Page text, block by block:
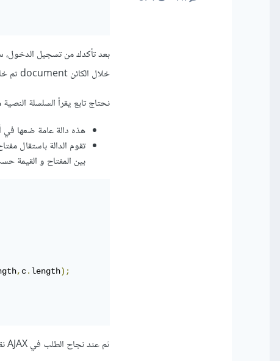
خلال الكائن document ثم خاصية cookie.
نحتاج تابع يقرأ السلسلة
هذه دالة عامة ضعها في
تقوم الدالة باستقال
بين المفتاح و القيمة
, c. length);
ثم عند نجاح الطلب في AJAX نقوم باستدعاء الدالة لقراءة قيمة token